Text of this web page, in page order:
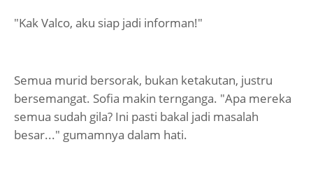
"Kak Valco, aku siap jadi informan!"
Semua murid bersorak, bukan ketakutan, justru
bersemangat. Sofia makin ternganga. "Apa mereka
semua sudah gila? Ini pasti bakal jadi masalah
besar..." gumamnya dalam hati.